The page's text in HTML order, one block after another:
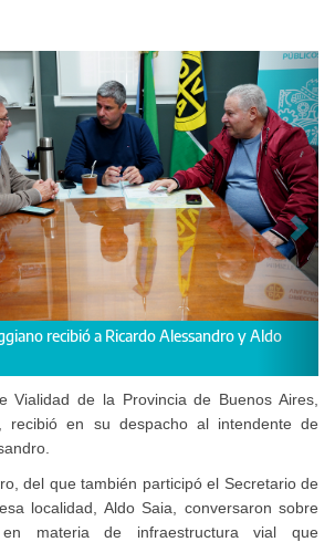
y Aldo
Reunión de trabajo en el
Vialidad de la Provincia de Buenos Aires,
recibió en su despacho al intendente de
del que también participó el Secretario de
localidad, Aldo Saia, conversaron sobre
en materia de infraestructura vial que